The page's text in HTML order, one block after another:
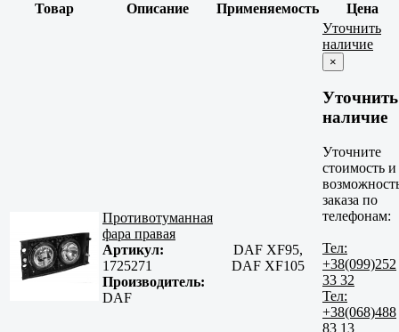
Товар
Описание Применяемость Цена
Противотуманная
фара правая
Артикул:
1725271
Производитель:
DAF
DAF XF95,
DAF XF105
Уточнить
наличие
×
Уточнить
наличие
Уточните
стоимость и
заказа по
телефонам:
Тел:
+38(099)252
33 32
Тел:
+38(068)488
83 13